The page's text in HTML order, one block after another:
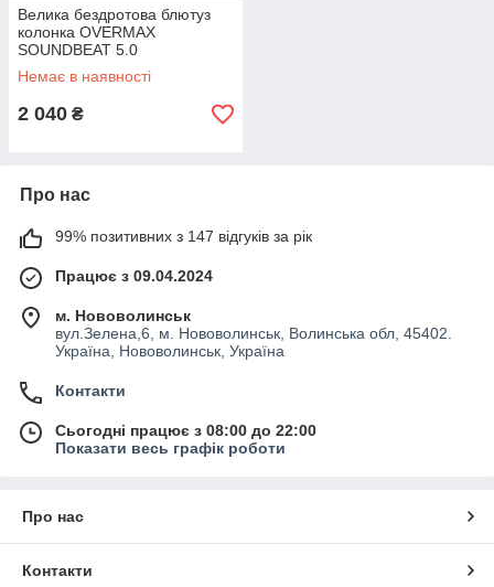
Велика бездротова блютуз
колонка OVERMAX
SOUNDBEAT 5.0
Bluetooth+FM 20 Вт
Немає в наявності
2 040 ₴
Про нас
99% позитивних з 147 відгуків за рік
Працює з 09.04.2024
м. Нововолинськ
вул.Зелена,6, м. Нововолинськ, Волинська обл, 45402.
Україна, Нововолинськ, Україна
Контакти
Сьогодні працює з 08:00 до 22:00
Показати весь графік роботи
Про нас
Контакти